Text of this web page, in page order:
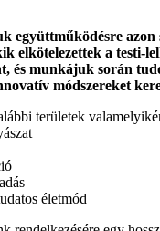
együttműködésre azon
elkötelezettek a testi-
és munkájuk során
módszereket
területek
életmód